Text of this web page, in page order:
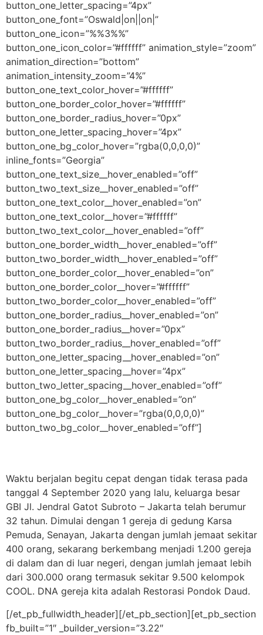
button_one_letter_spacing=”4px”
button_one_font=”Oswald|on||on|”
button_one_icon=”%%3%%”
button_one_icon_color=”#ffffff” animation_style=”zoom”
animation_direction=”bottom”
animation_intensity_zoom=”4%”
button_one_text_color_hover=”#ffffff”
button_one_border_color_hover=”#ffffff”
button_one_border_radius_hover=”0px”
button_one_letter_spacing_hover=”4px”
button_one_bg_color_hover=”rgba(0,0,0,0)”
inline_fonts=”Georgia”
button_one_text_size__hover_enabled=”off”
button_two_text_size__hover_enabled=”off”
button_one_text_color__hover_enabled=”on”
button_one_text_color__hover=”#ffffff”
button_two_text_color__hover_enabled=”off”
button_one_border_width__hover_enabled=”off”
button_two_border_width__hover_enabled=”off”
button_one_border_color__hover_enabled=”on”
button_one_border_color__hover=”#ffffff”
button_two_border_color__hover_enabled=”off”
button_one_border_radius__hover_enabled=”on”
button_one_border_radius__hover=”0px”
button_two_border_radius__hover_enabled=”off”
button_one_letter_spacing__hover_enabled=”on”
button_one_letter_spacing__hover=”4px”
button_two_letter_spacing__hover_enabled=”off”
button_one_bg_color__hover_enabled=”on”
button_one_bg_color__hover=”rgba(0,0,0,0)”
button_two_bg_color__hover_enabled=”off”]
Waktu berjalan begitu cepat dengan tidak terasa pada
tanggal 4 September 2020 yang lalu, keluarga besar
GBI Jl. Jendral Gatot Subroto – Jakarta telah berumur
32 tahun. Dimulai dengan 1 gereja di gedung Karsa
Pemuda, Senayan, Jakarta dengan jumlah jemaat sekitar
400 orang, sekarang berkembang menjadi 1.200 gereja
di dalam dan di luar negeri, dengan jumlah jemaat lebih
dari 300.000 orang termasuk sekitar 9.500 kelompok
COOL. DNA gereja kita adalah Restorasi Pondok Daud.
[/et_pb_fullwidth_header][/et_pb_section][et_pb_section
fb_built=”1″ _builder_version=”3.22″